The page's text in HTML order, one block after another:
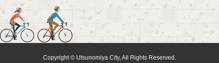
Copyright © Utsunomiya City, All Rights Reserved.